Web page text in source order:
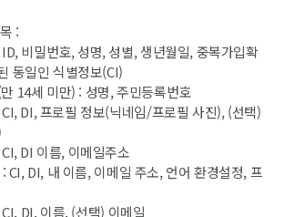
:
비밀번호, 성명, 성별, 생년월일, 중복가입확
동일인 식별정보(CI)
14세 미만) : 성명, 주민등록번호
DI, 프로필 정보(닉네임/프로필 사진), (선택)
DI 이름, 이메일주소
CI, DI, 내 이름, 이메일 주소, 언어 환경설정, 프
DI, 이름, (선택) 이메일